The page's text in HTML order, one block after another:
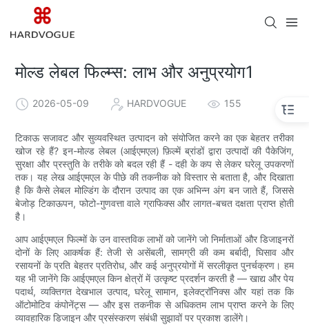
मोल्ड लेबल फिल्म्स: लाभ और अनुप्रयोग1
2026-05-09 HARDVOGUE 155
टिकाऊ सजावट और सुव्यवस्थित उत्पादन को संयोजित करने का एक बेहतर तरीका
खोज रहे हैं? इन-मोल्ड लेबल (आईएमएल) फ़िल्में ब्रांडों द्वारा उत्पादों की पैकेजिंग,
सुरक्षा और प्रस्तुति के तरीके को बदल रही हैं - दही के कप से लेकर घरेलू उपकरणों
तक। यह लेख आईएमएल के पीछे की तकनीक को विस्तार से बताता है, और दिखाता
है कि कैसे लेबल मोल्डिंग के दौरान उत्पाद का एक अभिन्न अंग बन जाते हैं, जिससे
बेजोड़ टिकाऊपन, फोटो-गुणवत्ता वाले ग्राफिक्स और लागत-बचत दक्षता प्राप्त होती
है।
आप आईएमएल फिल्मों के उन वास्तविक लाभों को जानेंगे जो निर्माताओं और डिजाइनरों
दोनों के लिए आकर्षक हैं: तेजी से असेंबली, सामग्री की कम बर्बादी, घिसाव और
रसायनों के प्रति बेहतर प्रतिरोध, और कई अनुप्रयोगों में सरलीकृत पुनर्चक्रण। हम
यह भी जानेंगे कि आईएमएल किन क्षेत्रों में उत्कृष्ट प्रदर्शन करती है — खाद्य और पेय
पदार्थ, व्यक्तिगत देखभाल उत्पाद, घरेलू सामान, इलेक्ट्रॉनिक्स और यहां तक ​​कि
ऑटोमोटिव कंपोनेंट्स — और इस तकनीक से अधिकतम लाभ प्राप्त करने के लिए
व्यावहारिक डिजाइन और प्रसंस्करण संबंधी सुझावों पर प्रकाश डालेंगे।